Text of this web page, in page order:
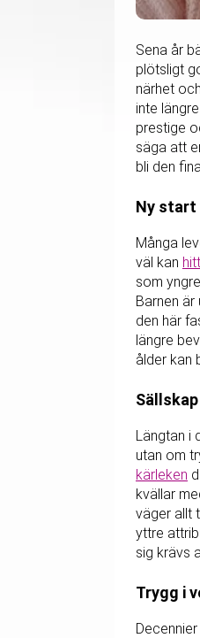
Sena år
plötsligt
närhet
inte
prestige
säga att
bli den
Ny start
Många
väl kan
som
Barnen
den här
längre
ålder kan
Längtan i
utan om
kärleken
kvällar
väger allt
yttre
sig krävs
Trygg i